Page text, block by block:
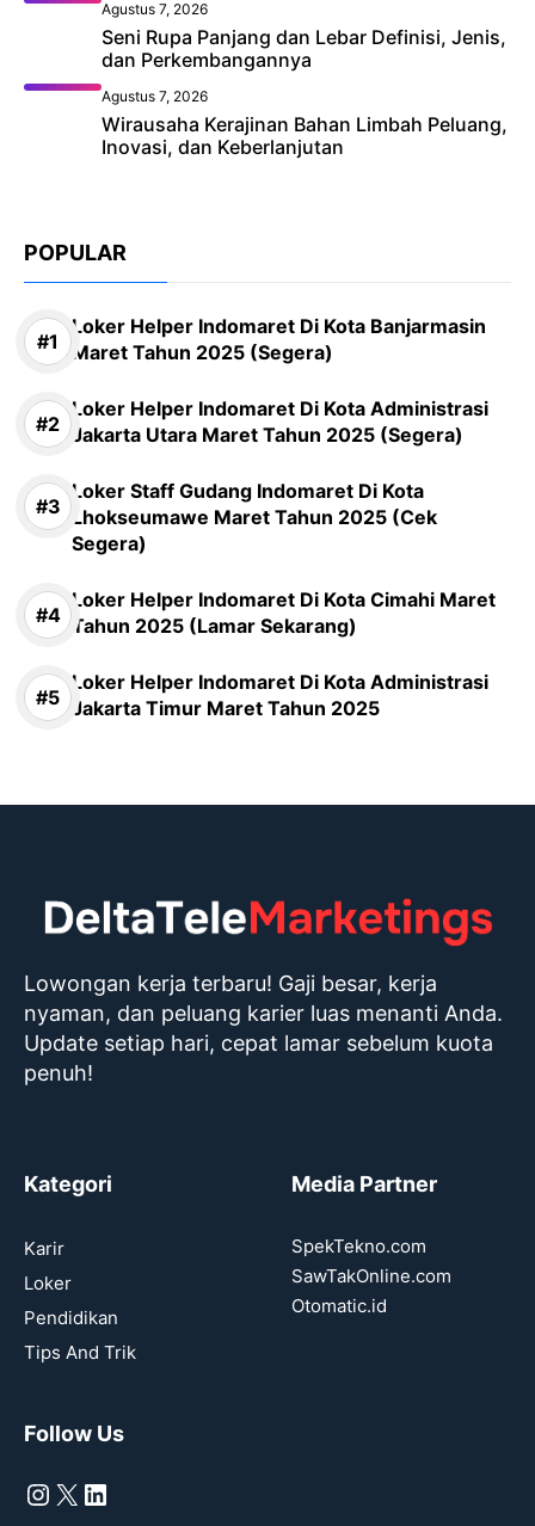
Agustus 7, 2026
Seni Rupa Panjang dan Lebar Definisi, Jenis,
dan Perkembangannya
Agustus 7, 2026
Wirausaha Kerajinan Bahan Limbah Peluang,
Inovasi, dan Keberlanjutan
POPULAR
Loker Helper Indomaret Di Kota Banjarmasin
Maret Tahun 2025 (Segera)
Loker Helper Indomaret Di Kota Administrasi
Jakarta Utara Maret Tahun 2025 (Segera)
Loker Staff Gudang Indomaret Di Kota
Lhokseumawe Maret Tahun 2025 (Cek
Segera)
Loker Helper Indomaret Di Kota Cimahi Maret
Tahun 2025 (Lamar Sekarang)
Loker Helper Indomaret Di Kota Administrasi
Jakarta Timur Maret Tahun 2025
Lowongan kerja terbaru! Gaji besar, kerja
nyaman, dan peluang karier luas menanti Anda.
Update setiap hari, cepat lamar sebelum kuota
penuh!
Kategori
Karir
Loker
Pendidikan
Tips And Trik
Media Partner
SpekTekno.com
SawTakOnline.com
Otomatic.id
Follow Us
Instagram
X LinkedIn